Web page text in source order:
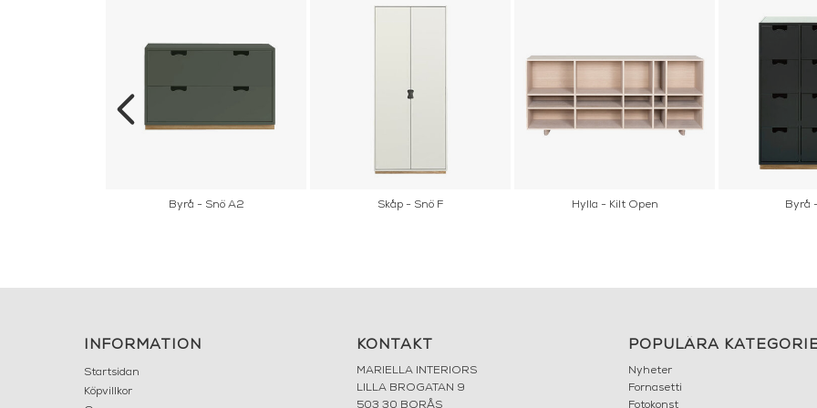
Byrå - Snö A2 Skåp - Snö F Hylla - Kilt Open Byrå
INFORMATION
Startsidan
Köpvillkor
KONTAKT
MARIELLA INTERIORS
LILLA BROGATAN 9
503 30 BORÅS
POPULÄRA
Nyheter
Fornasetti
Fotokonst